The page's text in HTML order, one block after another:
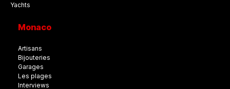
Yachts
Monaco
Artisans
Bijouteries
Garages
Les plages
Interviews